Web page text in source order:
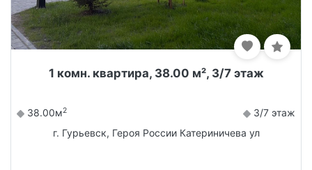
1 комн. квартира, 38.00 м², 3/7 этаж
38.00м2
3/7 этаж
г. Гурьевск, Героя России Катериничева ул